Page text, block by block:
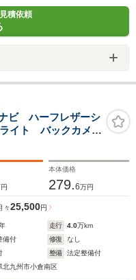
積依頼
ビ ハーフレザーシ
イト バックカメ
トモニター 電動
イール ETC CD
本体価格
279.6万円
々25,500円
走行 4.0万km
備付 修復
なし
整備
法定整備付
北九州市小倉南区